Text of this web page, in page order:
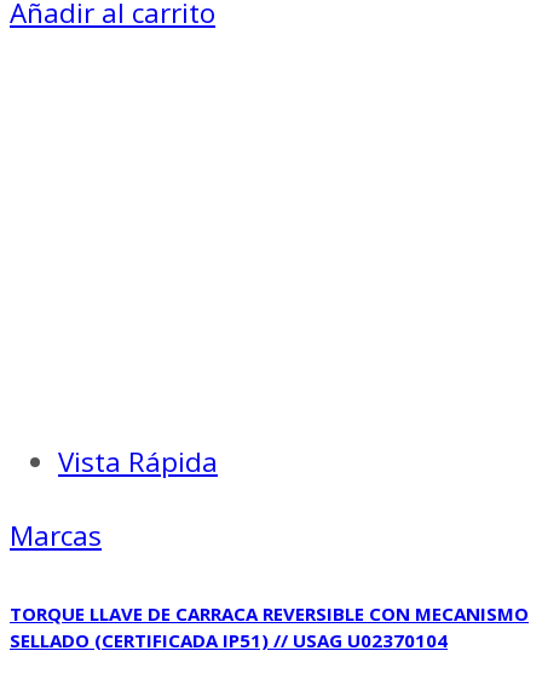
Añadir al carrito
Vista Rápida
Marcas
TORQUE LLAVE DE CARRACA REVERSIBLE CON MECANISMO
SELLADO (CERTIFICADA IP51) // USAG U02370104